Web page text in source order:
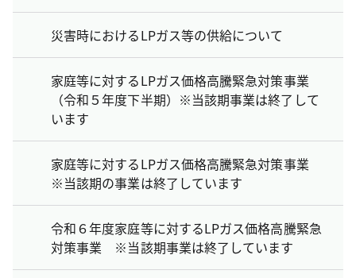
災害時におけるLPガス等の供給について
家庭等に対するLPガス価格高騰緊急対策事業
（令和５年度下半期）※当該期事業は終了して
います
家庭等に対するLPガス価格高騰緊急対策事業
※当該期の事業は終了しています
令和６年度家庭等に対するLPガス価格高騰緊急
対策事業 ※当該期事業は終了しています